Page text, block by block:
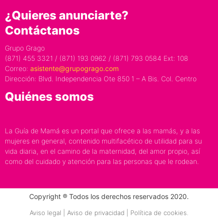
¿Quieres anunciarte?
Contáctanos
Grupo Grago
(871) 455 3321 / (871) 193 0962 / (871) 793 0584 Ext: 108
Correo: asistente@grupogrago.com
Dirección: Blvd. Independencia Ote 850 1 – A Bis. Col. Centro
Quiénes somos
La Guía de Mamá es un portal que ofrece a las mamás, y a las
mujeres en general, contenido multifacético de utilidad para su
vida diaria, en el camino de la maternidad, del amor propio, así
como del cuidado y atención para las personas que le rodean.
Copyright ® Todos los derechos reservados 2020.
Aviso legal | Aviso de privacidad | Política de cookies.